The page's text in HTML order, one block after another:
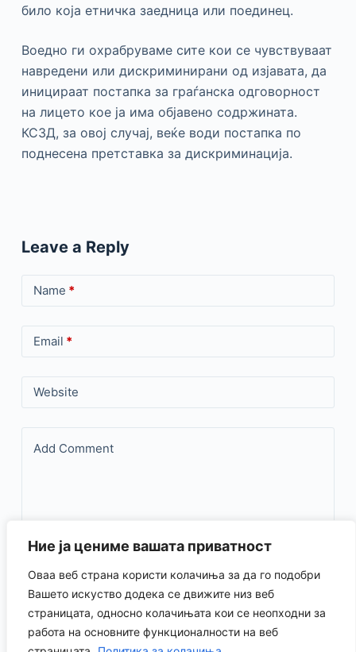
Ние ја цениме вашата приватност
Оваа веб страна користи колачиња за да го подобри
Вашето искуство додека се движите низ веб
страницата, односно колачињата кои се неопходни за
работа на основните функционалности на веб
било која етничка заедница или поединец.
Воедно ги охрабруваме сите кои се чувствуваат
навредени или дискриминирани од изјавата, да
иницираат постапка за граѓанска одговорност
на лицето кое ја има објавено содржината.
КСЗД, за овој случај, веќе води постапка по
поднесена претставка за дискриминација.
Leave a Reply
Name *
Email *
Website
Add Comment
Save my name, email, and website in this browser for the
next time I comment.